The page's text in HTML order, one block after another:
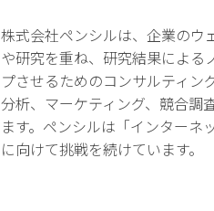
株式会社ペンシルは、企業のウ
や研究を重ね、研究結果による
プさせるためのコンサルティン
分析、マーケティング、競合調
ます。ペンシルは「インター
に向けて挑戦を続けています。